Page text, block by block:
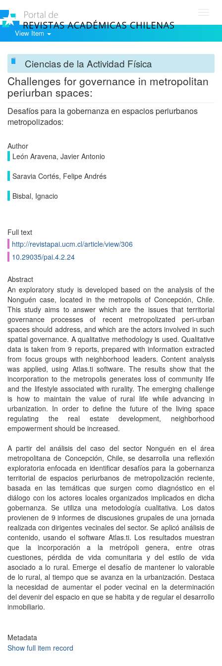
View Item
Ciencias de la Actividad Física
Challenges for governance in metropolitan
periurban spaces:
Desafíos para la gobernanza en espacios periurbanos
metropolizados:
Author
León Aravena, Javier Antonio
Saravia Cortés, Felipe Andrés
Bisbal, Ignacio
Full text
http://revistapai.ucm.cl/article/view/306
10.29035/pai.4.2.24
Abstract
An exploratory study is developed based on the analysis of the
Nonguén case, located in the metropolis of Concepción, Chile.
This study aims to answer which are the issues that territorial
governance processes of recent metropolizated peri-urban
spaces should address, and which are the actors involved in such
spatial governance. A qualitative methodology is used. Qualitative
data is taken from 9 reports, prepared with information extracted
from focus groups with neighborhood leaders. Content analysis
was applied, using Atlas.ti software. The results show that the
incorporation to the metropolis generates loss of community life
and the lifestyle associated with rurality. The emerging challenge
is how to maintain the value of rural life while advancing in
urbanization. In order to define the future of the living space
regulating the real estate development, neighborhood
empowerment should be increased.
A partir del análisis del caso del sector Nonguén en el área
metropolitana de Concepción, Chile, se desarrolla una reflexión
exploratoria enfocada en identificar desafíos para la gobernanza
territorial de espacios periurbanos de metropolización reciente,
basada en las temáticas que surgen como diagnóstico en el
diálogo con los actores locales organizados implicados en dicha
gobernanza. Se utiliza una metodología cualitativa. Los datos
provienen de 9 informes de discusiones grupales de una jornada
realizada con dirigentes vecinales del sector. Se aplicó análisis de
contenido, usando el software Atlas.ti. Los resultados muestran
que la incorporación a la metrópoli genera, entre otras
cuestiones, pérdida de vida comunitaria y del estilo de vida
asociado a lo rural. Emerge el desafío de mantener lo valorable
de lo rural, al tiempo que se avanza en la urbanización. Destaca
la necesidad de aumentar el poder vecinal en la determinación
del devenir del espacio en que se habita y de regular el desarrollo
inmobiliario.
Metadata
Show full item record